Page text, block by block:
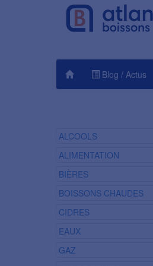
Blog / Actus
ALCOOLS
ALIMENTATION
BIÈRES
BOISSONS CHAUDES
CIDRES
EAUX
GAZ